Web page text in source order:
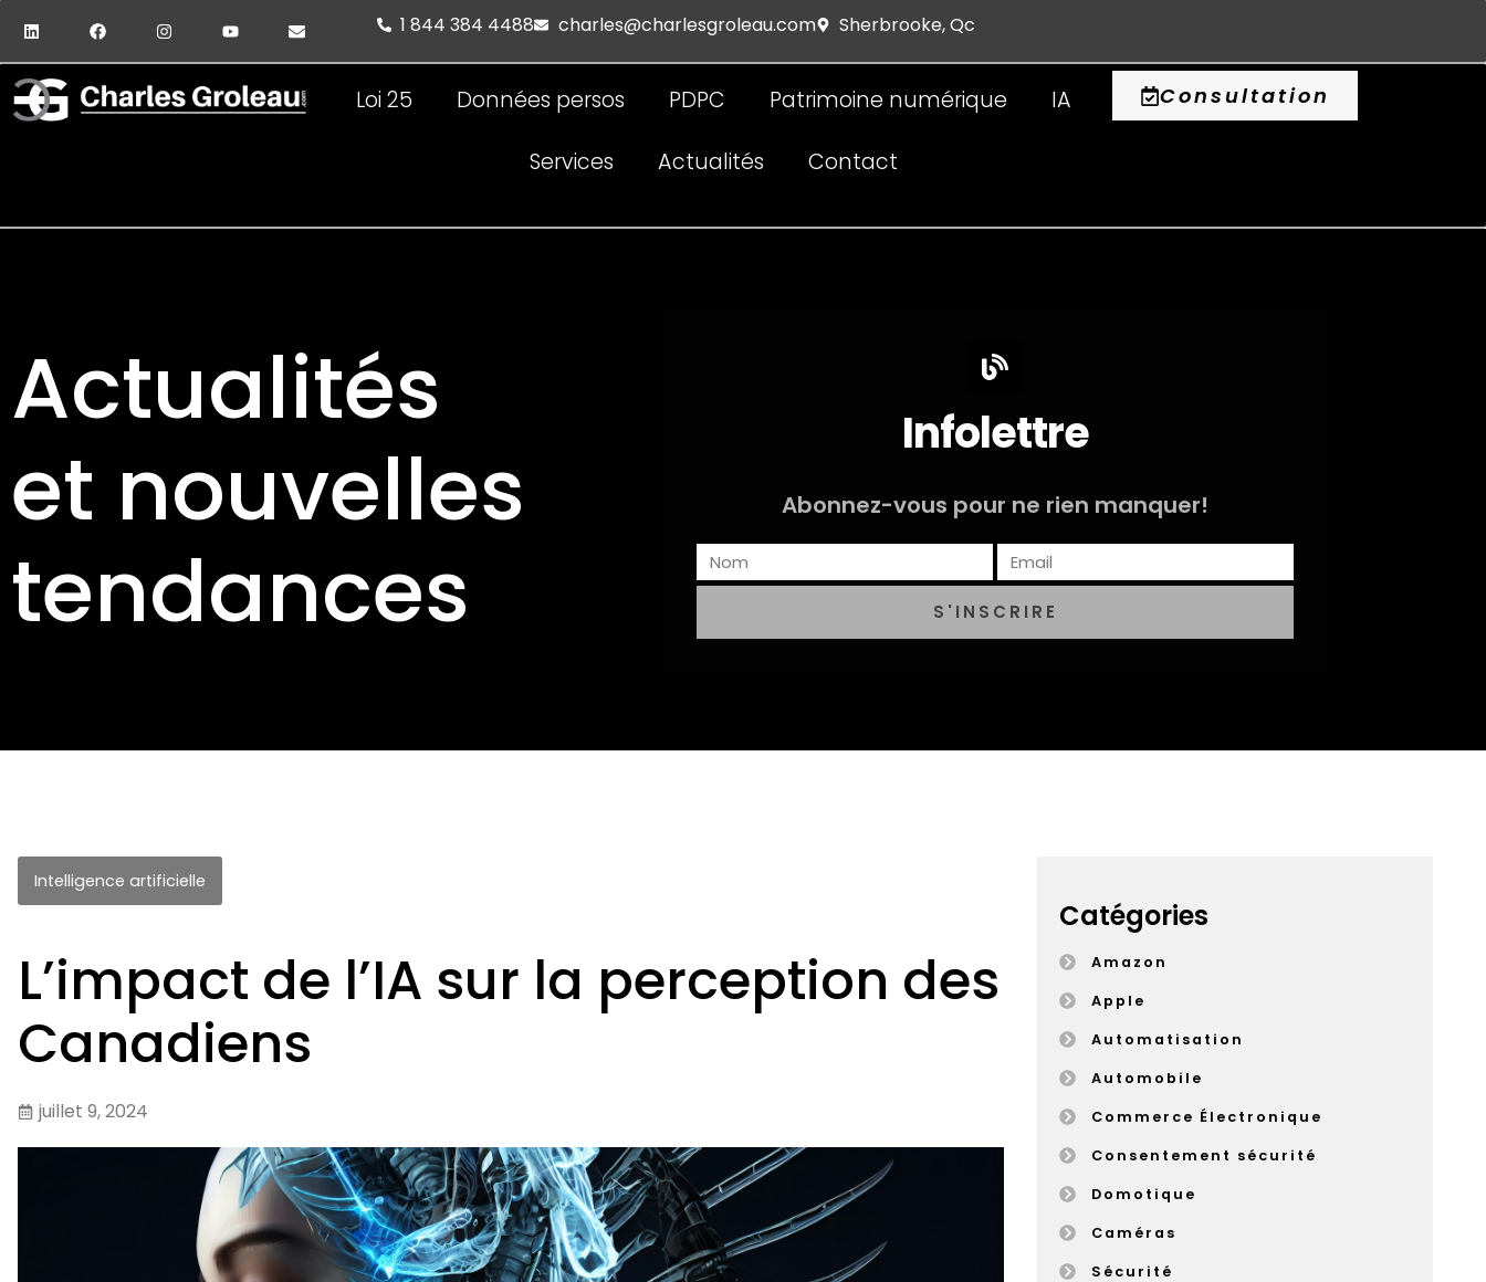
1 844 384 4488 charles@charlesgroleau.com Sherbrooke, Qc
Loi 25 Données persos PDPC Patrimoine numérique IA
Services Actualités Contact
Consultation
Actualités
et nouvelles
tendances
Infolettre
Abonnez-vous pour ne rien manquer!
S'INSCRIRE
Intelligence artificielle
L’impact de l’IA sur la perception des
Canadiens
juillet 9, 2024
Catégories
Amazon
Apple
Automatisation
Automobile
Commerce Électronique
Consentement sécurité
Domotique
Caméras
Sécurité